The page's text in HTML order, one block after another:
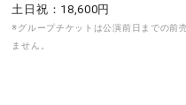
土日祝：18,600円
※グループチケットは公演前日までの前
ません。